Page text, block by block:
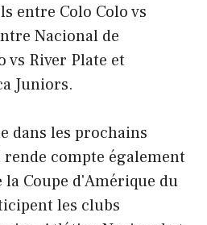
entre Colo Colo vs
Nacional de
vs River Plate et
Juniors.
dans les prochains
compte également
Coupe d'Amérique du
les clubs